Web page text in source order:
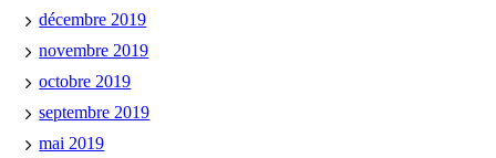
décembre 2019
novembre 2019
octobre 2019
septembre 2019
mai 2019